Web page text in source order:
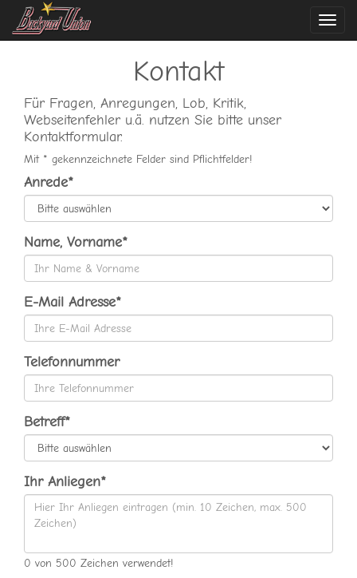
Kontakt
Für Fragen, Anregungen, Lob, Kritik,
Webseitenfehler u.ä. nutzen Sie bitte unser
Kontaktformular.
Mit * gekennzeichnete Felder sind Pflichtfelder!
Anrede*
Name, Vorname*
E-Mail Adresse*
Telefonnummer
Betreff*
Ihr Anliegen*
0 von 500 Zeichen verwendet!